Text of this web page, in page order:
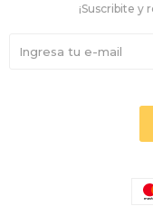
¡Suscribite y